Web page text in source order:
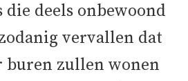
deels onbewoond
vervallen dat
buren zullen wonen